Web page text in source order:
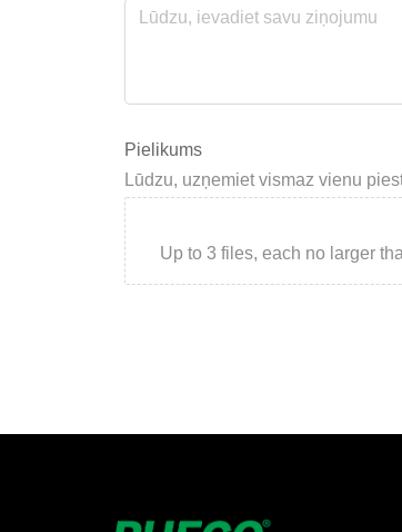
Pielikums
Lūdzu, uzņemiet vismaz vienu
Up to 3 files, each no larger